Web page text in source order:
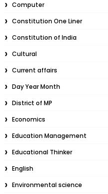
Computer
Constitution One Liner
Constitution of India
Cultural
Current affairs
Day Year Month
District of MP
Economics
Education Management
Educational Thinker
English
Environmental science